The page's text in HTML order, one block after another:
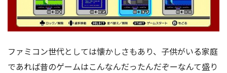
ファミコン世代としては懐かしさもあり、子供がいる家庭
であれば昔のゲームはこんなんだったんだぞーなんて盛り